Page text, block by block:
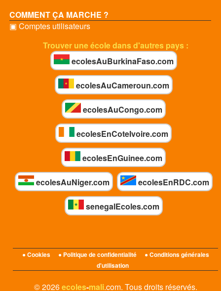
COMMENT ÇA MARCHE ?
▣ Comptes utilisateurs
Trouver une école dans d'autres pays :
ecolesAuBurkinaFaso.com
ecolesAuCameroun.com
ecolesAuCongo.com
ecolesEnCoteIvoire.com
ecolesEnGuinee.com
ecolesAuNiger.com ecolesEnRDC.com
senegalEcoles.com
● Cookies ● Politique de confidentialité
● Conditions générales
d'utilisation
© 2026ecoles-mali.com. Tous droits réservés.